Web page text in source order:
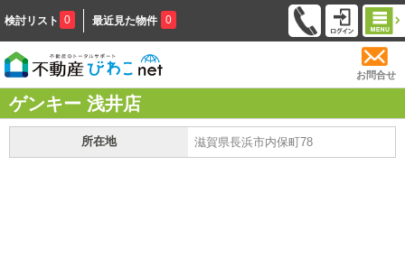
検討リスト 0 最近見た物件 0
お問合せ
ゲンキー 浅井店
所在地 滋賀県長浜市内保町78